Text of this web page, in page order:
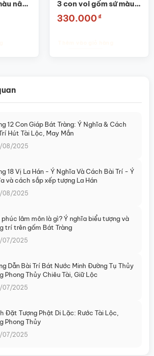
nâu
3 con voi gốm sứ màu
hồng SG-TT06
330.000 ₫
12 Con Giáp Bát Tràng: Ý Nghĩa & Cách
Hút Tài Lộc, May Mắn
08/2025
18 Vị La Hán - Ý Nghĩa Và Cách Bài Trí - Ý
và cách sắp xếp tượng La Hán
08/2025
phúc lâm môn là gì? Ý nghĩa biểu tượng và
trí trên gốm Bát Tràng
07/2025
Dẫn Bài Trí Bát Nước Minh Đường Tụ Thủy
Phong Thủy Chiêu Tài, Giữ Lộc
07/2025
Đặt Tượng Phật Di Lặc: Rước Tài Lộc,
Phong Thủy
07/2025